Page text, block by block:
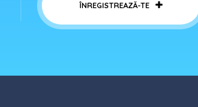
ÎNREGISTREAZĂ-TE